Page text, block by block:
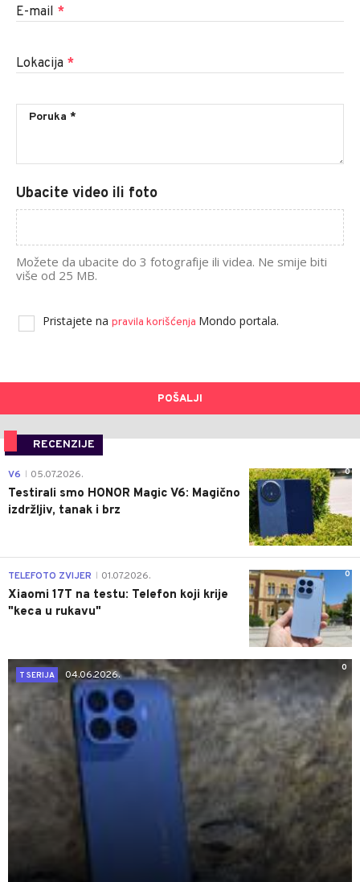
E-mail *
Lokacija *
Ubacite video ili foto
Možete da ubacite do 3 fotografije ili videa. Ne smije biti
više od 25 MB.
Pristajete na pravila korišćenja Mondo portala.
POŠALJI
RECENZIJE
0
V6 05.07.2026.
Testirali smo HONOR Magic V6: Magično
izdržljiv, tanak i brz
0
TELEFOTO ZVIJER 01.07.2026.
Xiaomi 17T na testu: Telefon koji krije
"keca u rukavu"
0
T SERIJA
04.06.2026.